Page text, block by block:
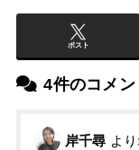
ポスト
4件のコメン
岸千尋 より: